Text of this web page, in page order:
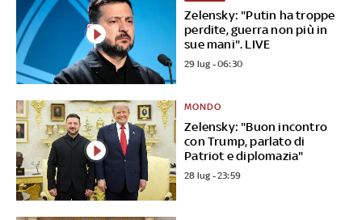
Zelensky: "Putin ha troppe
perdite, guerra non più in
sue mani". LIVE
29 lug - 06:30
Zelensky: "Buon incontro
con Trump, parlato di
Patriot e diplomazia"
MONDO
28 lug - 23:59